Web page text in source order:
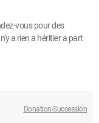
vous pour des
a rien a héritier a part
Donation-Succession